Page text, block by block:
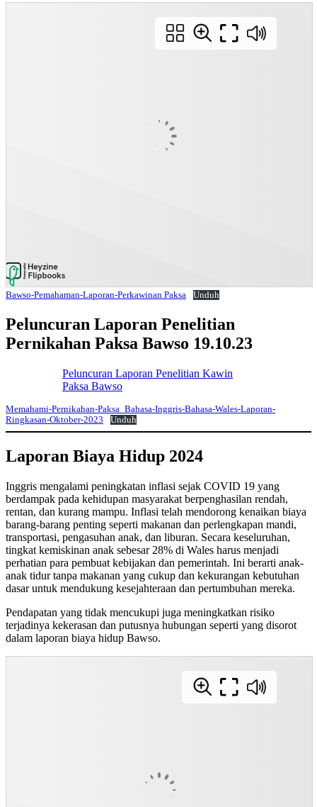
Bawso-Pemahaman-Laporan-Perkawinan Paksa Unduh
Peluncuran Laporan Penelitian
Pernikahan Paksa Bawso 19.10.23
Peluncuran Laporan Penelitian Kawin
Paksa Bawso
Memahami-Pernikahan-Paksa_Bahasa-Inggris-Bahasa-Wales-Laporan-
Ringkasan-Oktober-2023
Unduh
Laporan Biaya Hidup 2024
Inggris mengalami peningkatan inflasi sejak COVID 19 yang
berdampak pada kehidupan masyarakat berpenghasilan rendah,
rentan, dan kurang mampu. Inflasi telah mendorong kenaikan biaya
barang-barang penting seperti makanan dan perlengkapan mandi,
transportasi, pengasuhan anak, dan liburan. Secara keseluruhan,
tingkat kemiskinan anak sebesar 28% di Wales harus menjadi
perhatian para pembuat kebijakan dan pemerintah. Ini berarti anak-
anak tidur tanpa makanan yang cukup dan kekurangan kebutuhan
dasar untuk mendukung kesejahteraan dan pertumbuhan mereka.
Pendapatan yang tidak mencukupi juga meningkatkan risiko
terjadinya kekerasan dan putusnya hubungan seperti yang disorot
dalam laporan biaya hidup Bawso.